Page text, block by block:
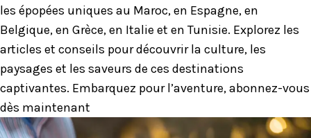
les épopées uniques au Maroc, en Espagne, en
Belgique, en Grèce, en Italie et en Tunisie. Explorez les
articles et conseils pour découvrir la culture, les
paysages et les saveurs de ces destinations
captivantes. Embarquez pour l’aventure, abonnez-vous
dès maintenant